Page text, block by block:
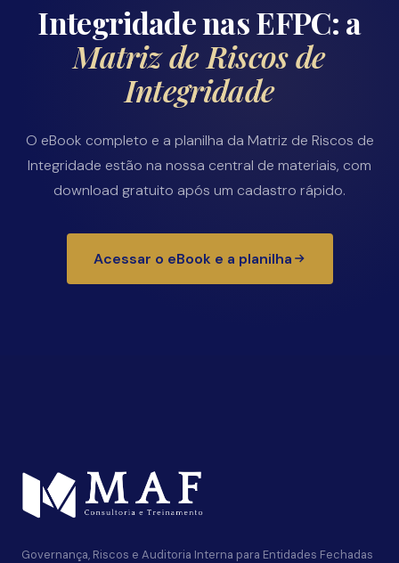
Integridade nas EFPC: a
Matriz de Riscos de
Integridade
O eBook completo e a planilha da Matriz de Riscos de
Integridade estão na nossa central de materiais, com
download gratuito após um cadastro rápido.
Acessar o eBook e a planilha
Governança, Riscos e Auditoria Interna para Entidades Fechadas